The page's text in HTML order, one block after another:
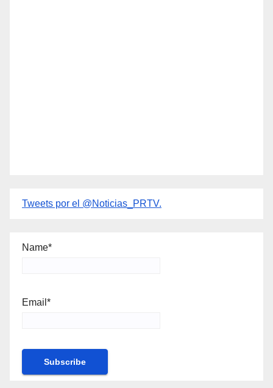
Tweets por el @Noticias_PRTV.
Name*
Email*